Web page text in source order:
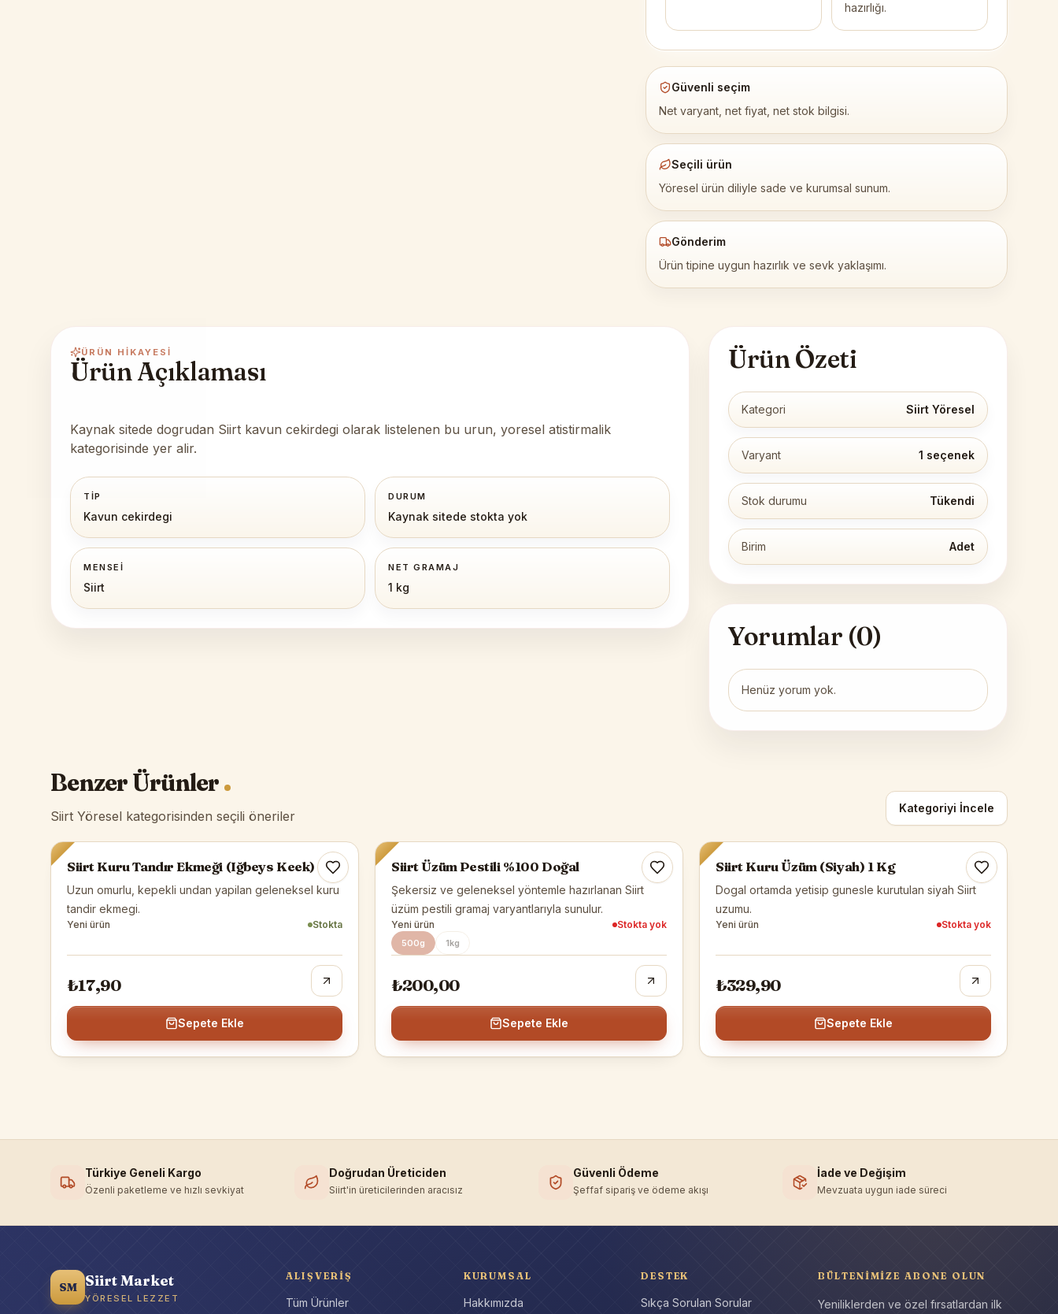
hazırlığı.
Güvenli seçim
Net varyant, net fiyat, net stok bilgisi.
Seçili ürün
Yöresel ürün diliyle sade ve kurumsal sunum.
Gönderim
Ürün tipine uygun hazırlık ve sevk yaklaşımı.
ÜRÜN HIKAYESI
Ürün Açıklaması
Kaynak sitede dogrudan Siirt kavun cekirdegi olarak listelenen bu urun, yoresel atistirmalik
kategorisinde yer alir.
TIP
Kavun cekirdegi
DURUM
Kaynak sitede stokta yok
MENSEI
Siirt
NET GRAMAJ
1 kg
Ürün Özeti
Kategori Siirt Yöresel
Varyant 1 seçenek
Stok durumu Tükendi
Birim Adet
Yorumlar (0)
Henüz yorum yok.
Benzer Ürünler
Siirt Yöresel kategorisinden seçili öneriler
Kategoriyi İncele
Siirt Yöresel
Siirt Kuru Tandır Ekmeği (Iğbeys Keek)
Uzun omurlu, kepekli undan yapilan geleneksel kuru
tandir ekmegi.
Yeni ürün Stokta
₺17,90
Sepete Ekle
Siirt Üzüm Pestili %100 Doğal
Şekersiz ve geleneksel yöntemle hazırlanan Siirt
üzüm pestili gramaj varyantlarıyla sunulur.
Yeni ürün Stokta yok
500g 1kg
₺200,00
Sepete Ekle
Siirt Kuru Üzüm (Siyah) 1 Kg
Dogal ortamda yetisip gunesle kurutulan siyah Siirt
uzumu.
Yeni ürün Stokta yok
₺329,90
Sepete Ekle
Türkiye Geneli Kargo
Özenli paketleme ve hızlı sevkiyat
Doğrudan Üreticiden
Siirt'in üreticilerinden aracısız
Güvenli Ödeme
Şeffaf sipariş ve ödeme akışı
İade ve Değişim
Mevzuata uygun iade süreci
SM Siirt Market
YÖRESEL LEZZET
ALIŞVERIŞ
Tüm Ürünler
KURUMSAL
Hakkımızda
DESTEK
Sıkça Sorulan Sorular
BÜLTENIMIZE ABONE OLUN
Yeniliklerden ve özel fırsatlardan ilk